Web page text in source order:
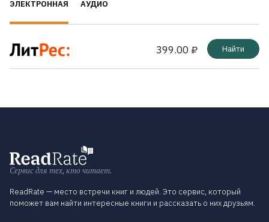
ЭЛЕКТРОННАЯ АУДИО
399.00 ₽ Найти
Сервис для тех, кто читает.
ReadRate — место встречи книг и людей. Это сервис, который
поможет вам найти интересные книги и рассказать о них друзьям.